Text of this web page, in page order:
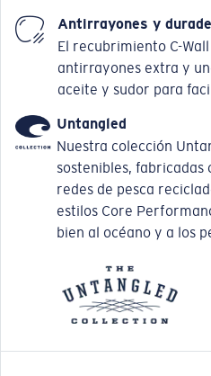
Antirrayones y
El recubrimiento C-
antirrayones extra y
aceite y sudor para
Untangled
Nuestra colección
sostenibles, fabricadas
redes de pesca
estilos Core
bien al océano y a los